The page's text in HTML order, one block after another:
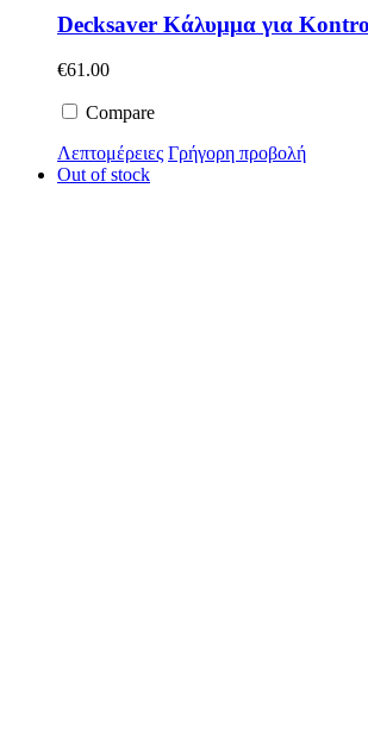
Decksaver Κάλυμμα για
€61.00
Compare
Λεπτομέρειες Γρήγορη προβολή
Out of stock